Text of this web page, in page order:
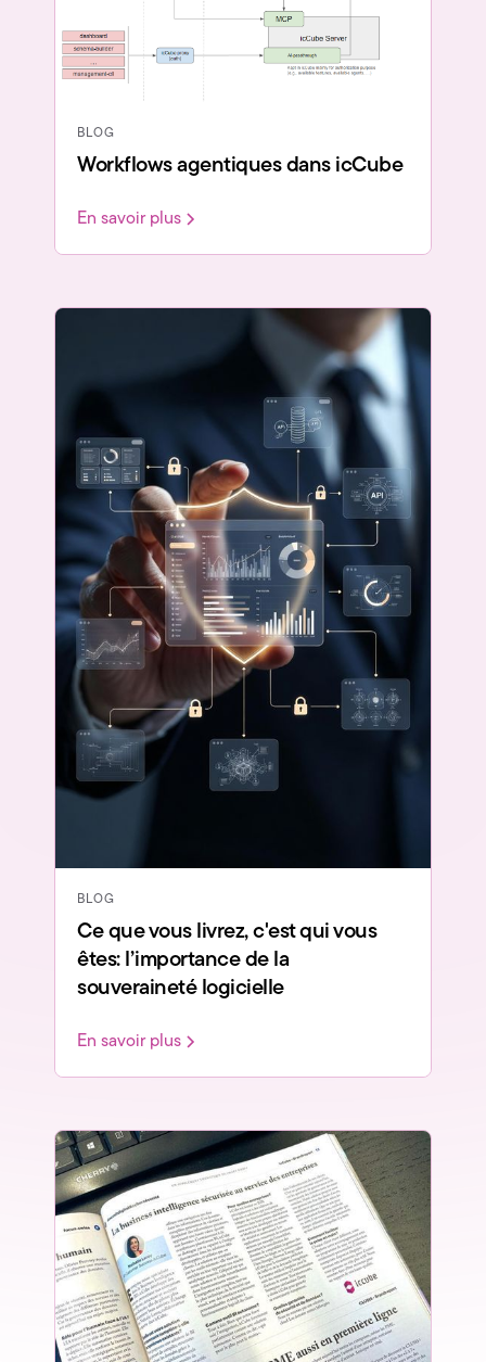
BLOG
Workflows agentiques dans icCube
En savoir plus
BLOG
Ce que vous livrez, c'est qui vous
êtes: l’importance de la
souveraineté logicielle
En savoir plus